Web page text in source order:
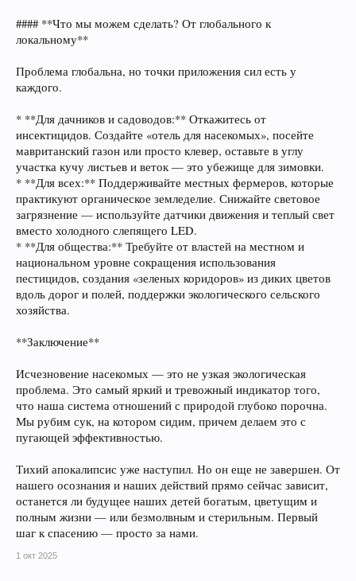
#### **Что мы можем сделать? От глобального к
локальному**
Проблема глобальна, но точки приложения сил есть у
каждого.
* **Для дачников и садоводов:** Откажитесь от
инсектицидов. Создайте «отель для насекомых», посейте
мавританский газон или просто клевер, оставьте в углу
участка кучу листьев и веток — это убежище для зимовки.
* **Для всех:** Поддерживайте местных фермеров, которые
практикуют органическое земледелие. Снижайте световое
загрязнение — используйте датчики движения и теплый свет
вместо холодного слепящего LED.
* **Для общества:** Требуйте от властей на местном и
национальном уровне сокращения использования
пестицидов, создания «зеленых коридоров» из диких цветов
вдоль дорог и полей, поддержки экологического сельского
хозяйства.
**Заключение**
Исчезновение насекомых — это не узкая экологическая
проблема. Это самый яркий и тревожный индикатор того,
что наша система отношений с природой глубоко порочна.
Мы рубим сук, на котором сидим, причем делаем это с
пугающей эффективностью.
Тихий апокалипсис уже наступил. Но он еще не завершен. От
нашего осознания и наших действий прямо сейчас зависит,
останется ли будущее наших детей богатым, цветущим и
полным жизни — или безмолвным и стерильным. Первый
шаг к спасению — просто за нами.
1 окт 2025